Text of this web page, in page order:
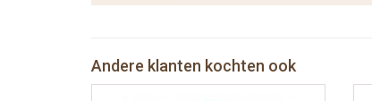
Andere klanten kochten ook